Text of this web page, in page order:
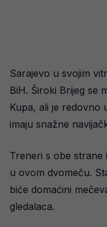
Sarajevo u svojim
BiH. Široki Brijeg se
Kupa, ali je redovno
imaju snažne
Treneri s obe strane
u ovom dvomeču.
biće domaćini
gledalaca.